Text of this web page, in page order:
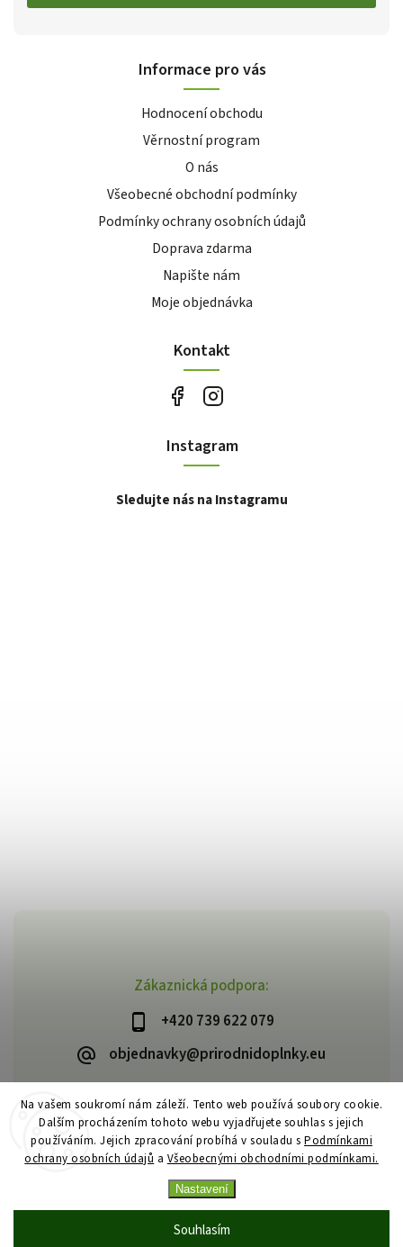
Na vašem soukromí nám záleží. Tento web používá soubory cookie.
Dalším procházením tohoto webu vyjadřujete souhlas s jejich
používáním. Jejich zpracování probíhá v souladu s Podmínkami
ochrany osobních údajů a Všeobecnými obchodními podmínkami.
Nastavení
Souhlasím
Zákaznická podpora:
+420 739 622 079
objednavky@prirodnidoplnky.eu
Informace pro vás
Hodnocení obchodu
Věrnostní program
O nás
Všeobecné obchodní podmínky
Podmínky ochrany osobních údajů
Doprava zdarma
Napište nám
Moje objednávka
Kontakt
Instagram
Sledujte nás na Instagramu
Copyright 2026VIA NATURAE. Všechna práva vyhrazena.
Upravit nastavení cookies
VytvořilShoptet| Design